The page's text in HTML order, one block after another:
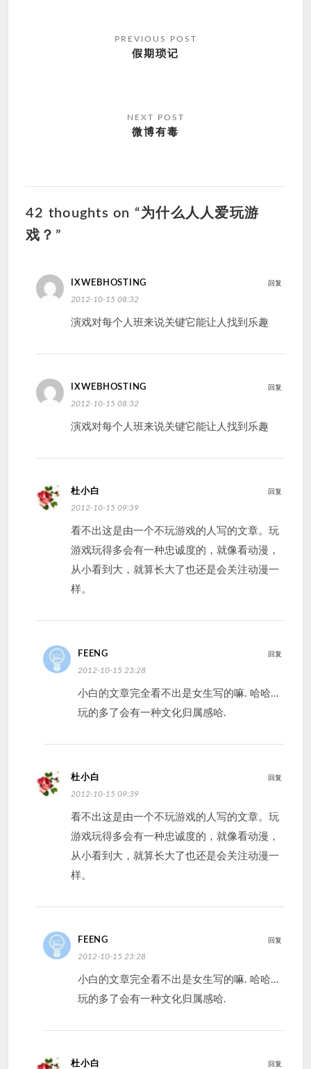
假期琐记
微博有毒
42 thoughts on “为什么人人爱玩游
戏？”
IXWEBHOSTING
2012-10-15 08:32
演戏对每个人班来说关键它能让人找到乐趣
回复
IXWEBHOSTING
2012-10-15 08:32
演戏对每个人班来说关键它能让人找到乐趣
回复
杜小白
2012-10-15 09:39
看不出这是由一个不玩游戏的人写的文章。玩
游戏玩得多会有一种忠诚度的，就像看动漫，
从小看到大，就算长大了也还是会关注动漫一
样。
回复
FEENG
2012-10-15 23:28
小白的文章完全看不出是女生写的嘛. 哈哈…
玩的多了会有一种文化归属感哈.
回复
杜小白
2012-10-15 09:39
看不出这是由一个不玩游戏的人写的文章。玩
游戏玩得多会有一种忠诚度的，就像看动漫，
从小看到大，就算长大了也还是会关注动漫一
样。
回复
FEENG
2012-10-15 23:28
小白的文章完全看不出是女生写的嘛. 哈哈…
玩的多了会有一种文化归属感哈.
回复
杜小白 回复